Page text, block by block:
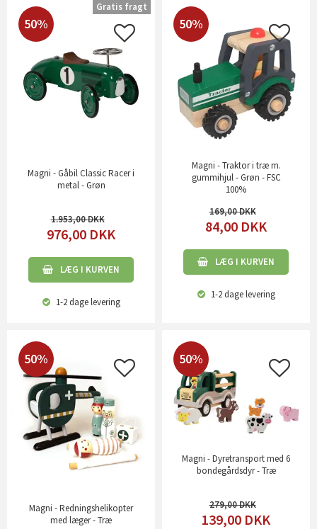
50%
Magni - Gåbil Classic Racer i
metal - Grøn
1.953,00
976,00 DKK
LÆG I KURVEN
1-2 dagelevering
Gratis fragt
50%
Magni - Traktor i træ m.
gummihjul - Grøn - FSC
100%
169,00
84,00 DKK
LÆG I KURVEN
1-2 dagelevering
50%
Magni - Redningshelikopter
med læger - Træ
50%
Magni - Dyretransport med 6
bondegårdsdyr - Træ
279,00
139,00 DKK